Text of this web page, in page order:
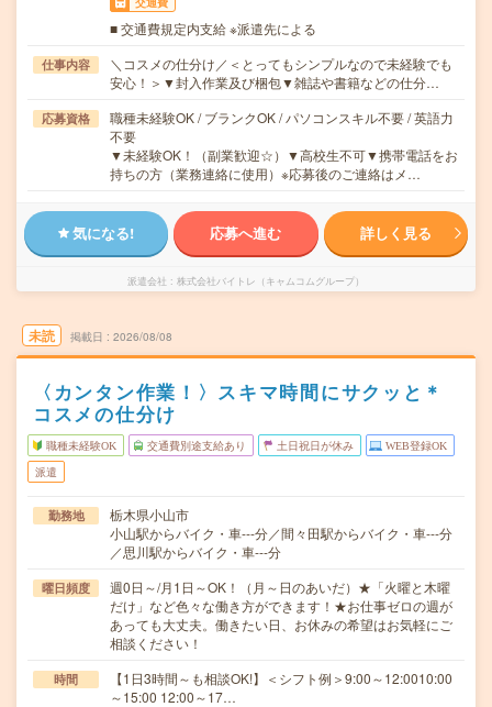
■ 交通費規定内支給 ※派遣先による
仕事内容
＼コスメの仕分け／＜とってもシンプルなので未経験でも
安心！＞▼封入作業及び梱包▼雑誌や書籍などの仕分…
応募資格
職種未経験OK / ブランクOK / パソコンスキル不要 / 英語力
不要
▼未経験OK！（副業歓迎☆）▼高校生不可▼携帯電話をお
持ちの方（業務連絡に使用）※応募後のご連絡はメ…
気になる! 応募へ進む 詳しく見る
派遣会社 株式会社バイトレ（キャムコムグループ）
未読 掲載日 2026/08/08
〈カンタン作業！〉スキマ時間にサクッと＊
コスメの仕分け
職種未経験OK 交通費別途支給あり 土日祝日が休み WEB登録OK
派遣
勤務地
栃木県小山市
小山駅からバイク・車---分／間々田駅からバイク・車---分
／思川駅からバイク・車---分
曜日頻度
週0日～/月1日～OK！（月～日のあいだ）★「火曜と木曜
だけ」など色々な働き方ができます！★お仕事ゼロの週が
あっても大丈夫。働きたい日、お休みの希望はお気軽にご
相談ください！
時間
【1日3時間～も相談OK!】＜シフト例＞9:00～12:0010:00
～15:00 12:00～17…